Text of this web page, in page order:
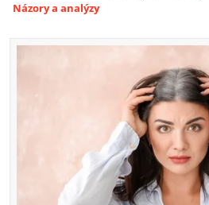
Názory a analýzy